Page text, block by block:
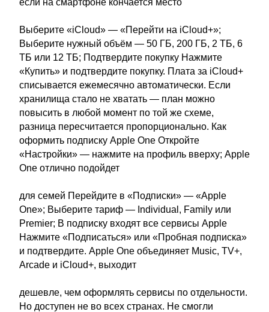
если на смартфоне кончается место
Выберите «iCloud» — «Перейти на iCloud+»;
Выберите нужный объём — 50 ГБ, 200 ГБ, 2 ТБ, 6
ТБ или 12 ТБ; Подтвердите покупку Нажмите
«Купить» и подтвердите покупку. Плата за iCloud+
списывается ежемесячно автоматически. Если
хранилища стало не хватать — план можно
повысить в любой момент по той же схеме,
разница пересчитается пропорционально. Как
оформить подписку Apple One Откройте
«Настройки» — нажмите на профиль вверху; Apple
One отлично подойдет
для семей Перейдите в «Подписки» — «Apple
One»; Выберите тариф — Individual, Family или
Premier; В подписку входят все сервисы Apple
Нажмите «Подписаться» или «Пробная подписка»
и подтвердите. Apple One объединяет Music, TV+,
Arcade и iCloud+, выходит
дешевле, чем оформлять сервисы по отдельности.
Но доступен не во всех странах. Не смогли